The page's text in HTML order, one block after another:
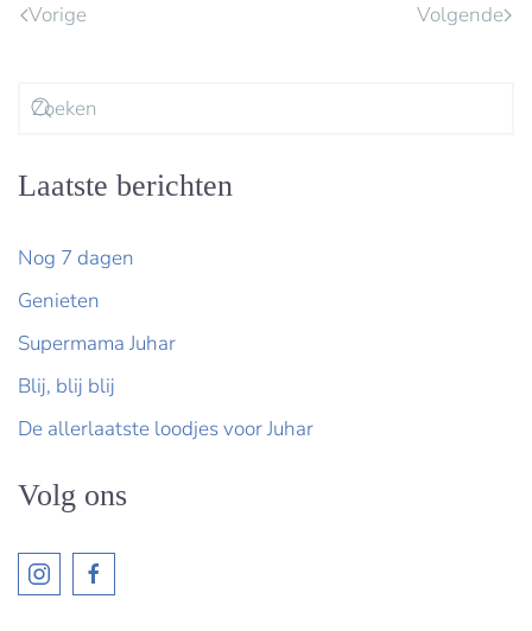
Vorige Volgende
Laatste berichten
Nog 7 dagen
Genieten
Supermama Juhar
Blij, blij blij
De allerlaatste loodjes voor Juhar
Volg ons